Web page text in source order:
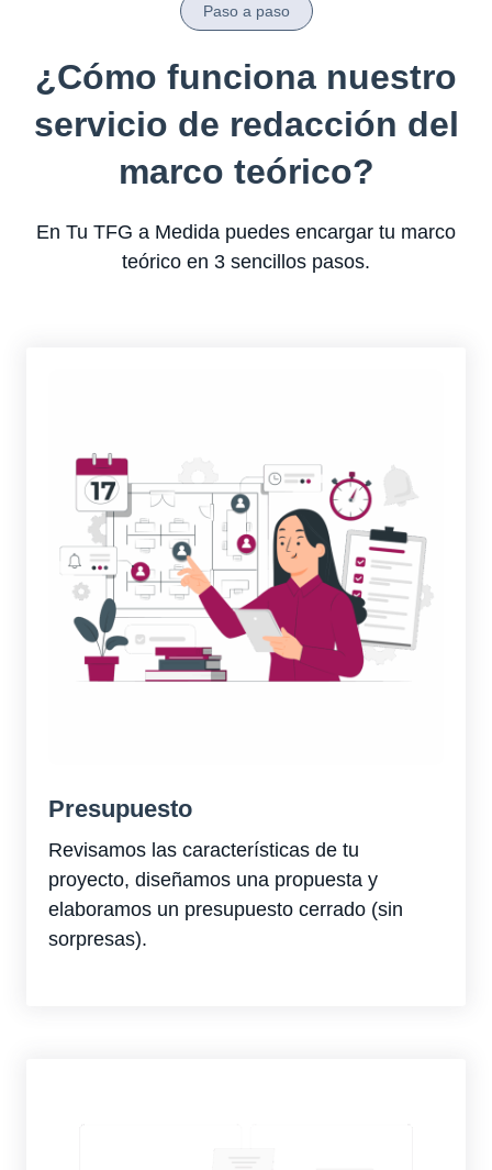
Paso a paso
¿Cómo funciona nuestro
servicio de redacción del
marco teórico?
En Tu TFG a Medida puedes encargar tu marco
teórico en 3 sencillos pasos.
Presupuesto
Revisamos las características de tu
proyecto, diseñamos una propuesta y
elaboramos un presupuesto cerrado (sin
sorpresas).